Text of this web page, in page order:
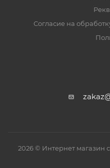
Согласие на
2026 © Интернет магазин